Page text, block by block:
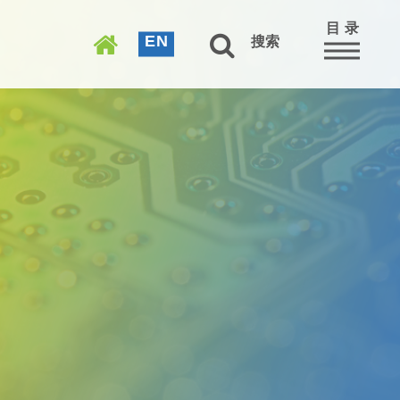
EN 搜索
目 录